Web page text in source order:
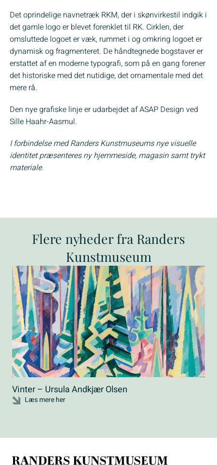
Det oprindelige navnetræk RKM, der i skønvirkestil indgik i
det gamle logo er blevet forenklet til RK. Cirklen, der
omsluttede logoet er væk, rummet i og omkring logoet er
dynamisk og fragmenteret. De håndtegnede bogstaver er
erstattet af en moderne typografi, som på en gang forener
det historiske med det nutidige, det ornamentale med det
mere rå.
Den nye grafiske linje er udarbejdet af ASAP Design ved
Sille Haahr-Aasmul.
I forbindelse med Randers Kunstmuseums nye visuelle
identitet præsenteres ny hjemmeside, magasin samt trykt
materiale.
Flere nyheder fra Randers
Kunstmuseum
Vinter – Ursula Andkjær Olsen
Læs mere her